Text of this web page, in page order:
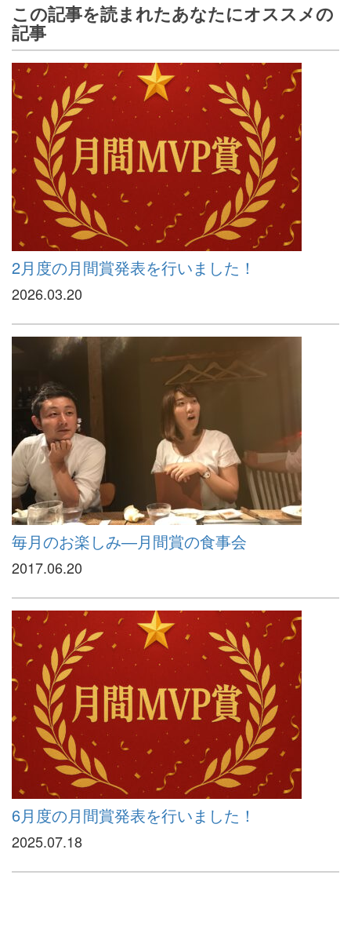
この記事を読まれたあなたにオススメの
記事
2月度の月間賞発表を行いました！
2026.03.20
毎月のお楽しみ―月間賞の食事会
2017.06.20
6月度の月間賞発表を行いました！
2025.07.18